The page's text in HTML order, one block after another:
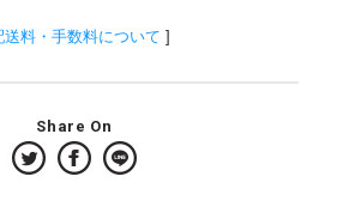
送料・手数料について ]
Share On